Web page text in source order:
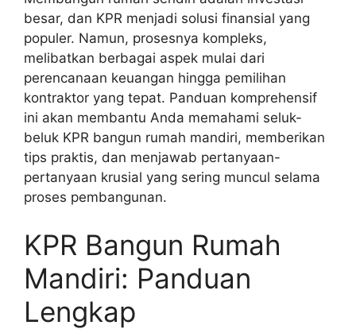
besar, dan KPR menjadi solusi finansial yang
populer. Namun, prosesnya kompleks,
melibatkan berbagai aspek mulai dari
perencanaan keuangan hingga pemilihan
kontraktor yang tepat. Panduan komprehensif
ini akan membantu Anda memahami seluk-
beluk KPR bangun rumah mandiri, memberikan
tips praktis, dan menjawab pertanyaan-
pertanyaan krusial yang sering muncul selama
proses pembangunan.
KPR Bangun Rumah
Mandiri: Panduan
Lengkap